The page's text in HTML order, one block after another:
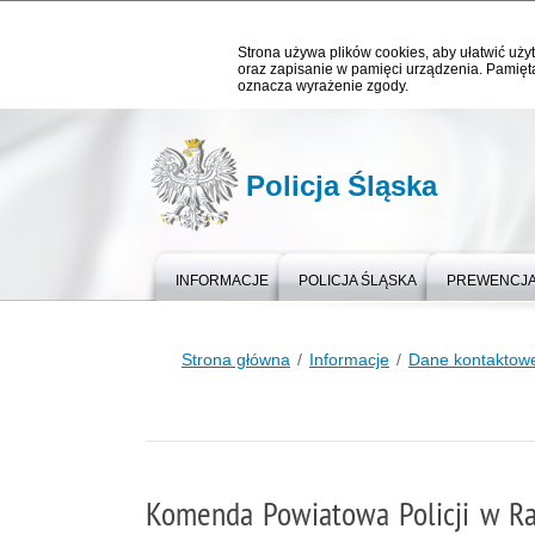
Strona używa plików cookies, aby ułatwić
oraz zapisanie w pamięci urządzenia.
oznacza wyrażenie zgody.
Policja Śląska
INFORMACJE POLICJA ŚLĄSKA
Strona główna Informacje Dane
Komenda Powiatowa Policji w